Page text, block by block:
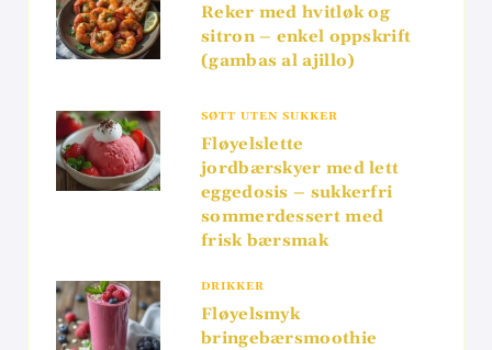
Reker med hvitløk og
sitron – enkel oppskrift
(gambas al ajillo)
SØTT UTEN SUKKER
Fløyelslette
jordbærskyer med lett
eggedosis – sukkerfri
sommerdessert med
frisk bærsmak
DRIKKER
Fløyelsmyk
bringebærsmoothie